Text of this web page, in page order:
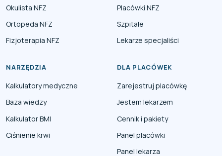
Okulista NFZ
Ortopeda NFZ
Fizjoterapia NFZ
Placówki NFZ
Szpitale
Lekarze specjaliści
NARZĘDZIA
Kalkulatory medyczne
Baza wiedzy
Kalkulator BMI
Ciśnienie krwi
DLA PLACÓWEK
Zarejestruj placówkę
Jestem lekarzem
Cennik i pakiety
Panel placówki
Panel lekarza